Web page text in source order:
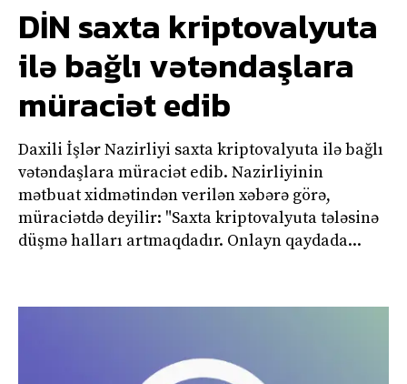
DİN saxta kriptovalyuta
ilə bağlı vətəndaşlara
müraciət edib
Daxili İşlər Nazirliyi saxta kriptovalyuta ilə bağlı
vətəndaşlara müraciət edib. Nazirliyinin
mətbuat xidmətindən verilən xəbərə görə,
müraciətdə deyilir: "Saxta kriptovalyuta tələsinə
düşmə halları artmaqdadır. Onlayn qaydada...